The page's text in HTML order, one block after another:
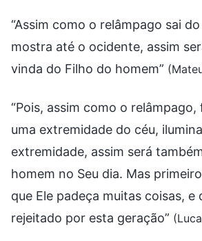
“Assim como o relâmpago sai
mostra até o ocidente, assim
vinda do Filho do homem”
“Pois, assim como o relâmpago,
uma extremidade do céu,
extremidade, assim será
homem no Seu dia. Mas
que Ele padeça muitas coisas, e
rejeitado por esta geração”